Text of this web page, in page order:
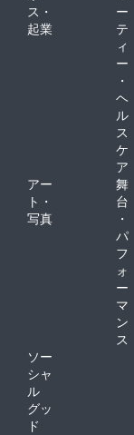
ス・
起業
ー
テ
ィ
ー
・
ヘ
ル
ス
ケ
ア
アー
ト・
写真
舞
台
・
パ
フ
ォ
ー
マ
ン
ス
ソー
シャ
ル
グッ
ド